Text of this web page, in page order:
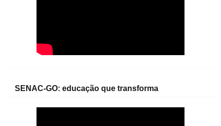
SENAC-GO: educação que transforma